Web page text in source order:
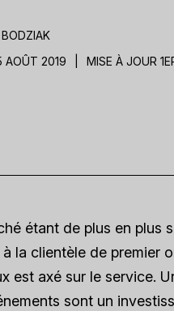
AOÛT 2019
MISE À JOUR
étant de plus en plus
la clientèle de premier
est axé sur le service.
sont un